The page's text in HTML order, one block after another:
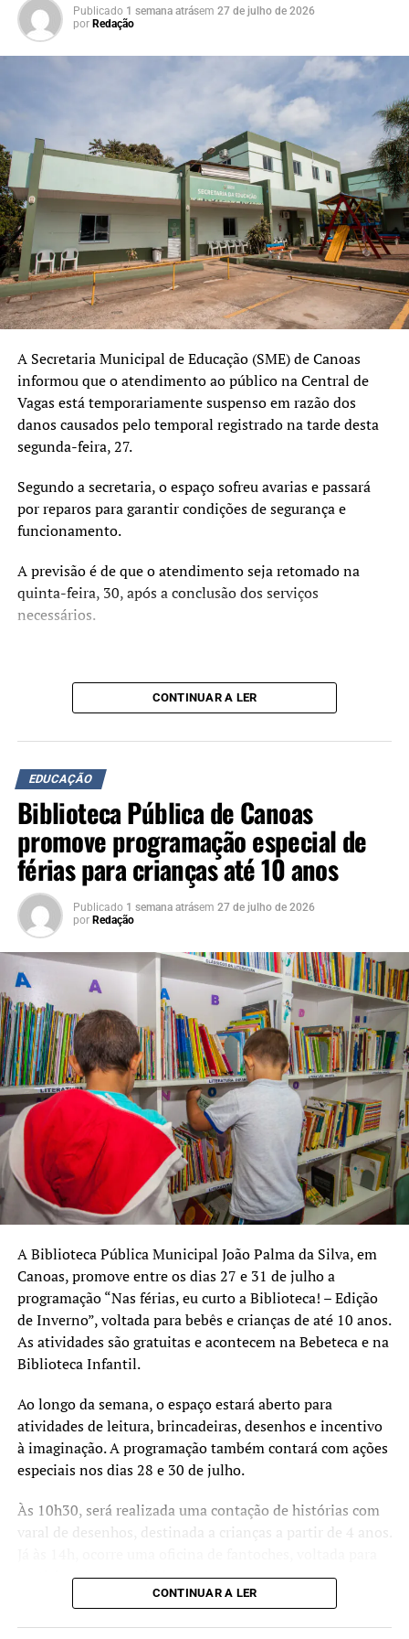
uma escola, estamos
investindo nas pessoas e no
futuro da nossa cidade. A
reforma da quadra, a
qualificação do pátio e as
melhorias de acessibilidade
vão proporcionar mais
segurança, inclusão e
qualidade para os
estudantes, além de
fortalecer o ambiente de
aprendizagem.”
O vice-prefeito Rodrigo Busato destacou que a obra deve
contribuir para as atividades desenvolvidas na escola.
“Essa intervenção vai muito
além da infraestrutura.
Estamos criando um
ambiente mais acolhedor,
acessível e adequado para o
desenvolvimento das
esportivas e de
convivência.”
A secretária municipal da Educação, Beth Colombo,
ressaltou a importância da estrutura para o cotidiano
escolar.
“Uma escola bem
estruturada oferece
melhores condições para
que os estudantes
aprendam, convivam e se
desenvolvam. A reforma da
quadra e a requalificação
do pátio também
representam um avanço
importante na inclusão,
garantindo que todos os
alunos possam participar
das atividades com
segurança, conforto e
autonomia.”
A secretária-adjunta de Projetos e Captação de Recursos,
Jerusa Mattos, detalhou as intervenções previstas.
“Serão realizadas reformas
para qualificar o pátio
escolar, a drenagem do
parquinho, implantação de
mobiliários como mesas e
bancos e a acessibilidade
das calçadas. Também
Publicado 1 semana atrásem 27 de julho de 2026
por Redação
A Secretaria Municipal de Educação (SME) de Canoas
informou que o atendimento ao público na Central de
Vagas está temporariamente suspenso em razão dos
danos causados pelo temporal registrado na tarde desta
segunda-feira, 27.
Segundo a secretaria, o espaço sofreu avarias e passará
por reparos para garantir condições de segurança e
funcionamento.
A previsão é de que o atendimento seja retomado na
quinta-feira, 30, após a conclusão dos serviços
necessários.
CONTINUAR A LER
EDUCAÇÃO
Biblioteca Pública de Canoas
promove programação especial de
férias para crianças até 10 anos
Publicado 1 semana atrásem 27 de julho de 2026
por Redação
A Biblioteca Pública Municipal João Palma da Silva, em
Canoas, promove entre os dias 27 e 31 de julho a
programação “Nas férias, eu curto a Biblioteca! – Edição
de Inverno”, voltada para bebês e crianças de até 10 anos.
As atividades são gratuitas e acontecem na Bebeteca e na
Biblioteca Infantil.
Ao longo da semana, o espaço estará aberto para
atividades de leitura, brincadeiras, desenhos e incentivo
à imaginação. A programação também contará com ações
especiais nos dias 28 e 30 de julho.
Às 10h30, será realizada uma contação de histórias com
varal de desenhos, destinada a crianças a partir de 4 anos.
participantes a partir de 6 anos.
CONTINUAR A LER